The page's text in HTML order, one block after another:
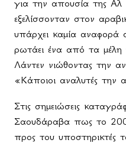
για την απουσία της
εξελίσσονταν στον
υπάρχει καμία αναφορά
ρωτάει ένα από τα μέλη
Λάντεν νιώθοντας την
«Κάποιοι αναλυτές την
Στις σημειώσεις
Σαουδάραβα πως το
προς του υποστηρικτές